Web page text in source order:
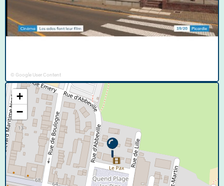
© Google User Content
+
−